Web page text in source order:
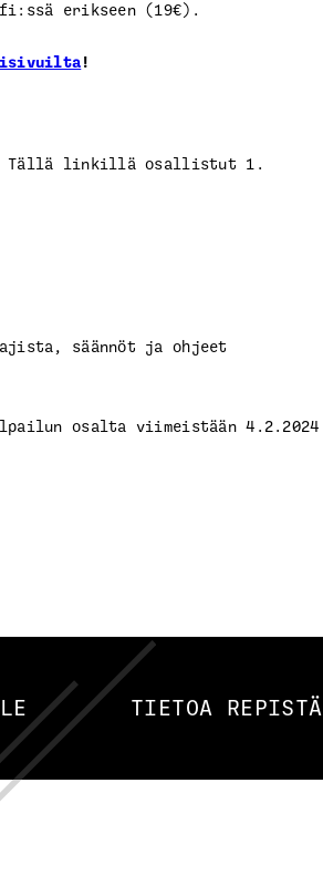
erikseen (19€).
!
Tällä linkillä osallistut 1.
säännöt ja ohjeet
osalta viimeistään 4.2.2024
TIETOA REPISTÄ